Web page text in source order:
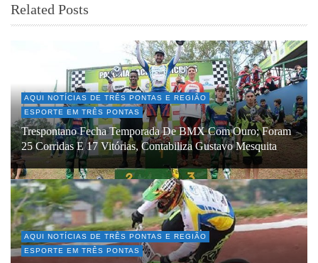
Related Posts
AQUI NOTÍCIAS DE TRÊS PONTAS E REGIÃO
ESPORTE EM TRÊS PONTAS
Trespontano Fecha Temporada De BMX Com Ouro; Foram
25 Corridas E 17 Vitórias, Contabiliza Gustavo Mesquita
AQUI NOTÍCIAS DE TRÊS PONTAS E REGIÃO
ESPORTE EM TRÊS PONTAS